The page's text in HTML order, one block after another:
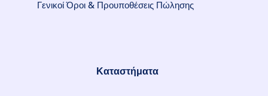
Γενικοί Όροι & Προυποθέσεις Πώλησης
Καταστήματα